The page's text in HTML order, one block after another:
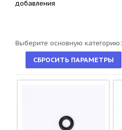
добавления
Выберите основную категорию: